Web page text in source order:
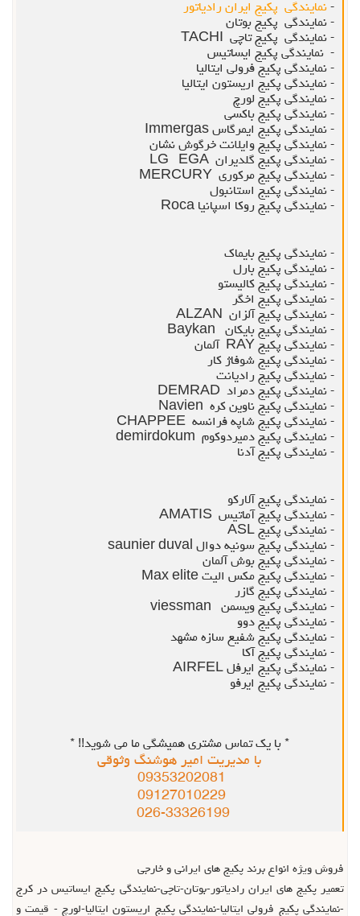
-نمایندگی پکیج ايران رادياتور
- نمایندگی پکیج بوتان
- نمایندگی پکیج تاچي TACHI
- نمایندگی پکیج ايساتيس
- نمایندگی پکیج فرولي ايتاليا
- نمایندگی پکیج اريستون ايتاليا
- نمایندگی پکیج لورچ
- نمایندگی پکیج باکسی
- نمایندگی پکیج ايمرگاس Immergas
- نمایندگی پکیج وایلانت خرگوش نشان
- نمایندگی پکیج گلدیران LG EGA
- نمایندگی پکیج مرکوری MERCURY
- نمایندگی پکیج استانبول
- نمایندگی پکیج روکا اسپانیا Roca
- نمایندگی پکیج بایماک
- نمایندگی پکیج بارل
- نمایندگی پکیج کالیستو
- نمایندگی پکیج اخگر
- نمایندگی پکیج آلزان ALZAN
- نمایندگی پکیج بایکان Baykan
- نمایندگی پکیج RAY آلمان
- نمایندگی پکیج شوفاژ کار
- نمایندگی پکیج رادیانت
- نمایندگی پکیج دمراد DEMRAD
- نمایندگی پکیج ناوین کره Navien
- نمایندگی پکیج شاپه فرانسه CHAPPEE
- نمایندگی پکیج دمیردوکوم demirdokum
- نمایندگی پکیج آدنا
- نمایندگی پکیج آلارکو
- نمایندگی پکیج آماتیس AMATIS
- نمایندگی پکیج ASL
- نمایندگی پکیج سونیه دوال saunier duval
- نمایندگی پکیج بوش آلمان
- نمایندگی پکیج مکس الیت Max elite
- نمایندگی پکیج گازر
- نمایندگی پکیج ویسمن viessman
- نمایندگی پکیج دوو
- نمایندگی پکیج شفیع سازه مشهد
- نمایندگی پکیج آکا
- نمایندگی پکیج ایرفل AIRFEL
- نمایندگی پکیج ایرفو
* با یک تماس مشتری همیشگی ما می شوید!! *
با مديريت امير هوشنگ وثوقي
09353202081
09127010229
026-33326199
فروش ويژه انواع برند پکيج هاي ايراني و خارجي
تعمير پکيج هاي ايران رادياتور-بوتان-تاچي-نمايندگي پکيج ايساتيس در کرج
-نمايندگي پکيج فرولي ايتاليا-نمايندگي پکيج اريستون ايتاليا-لورچ - قيمت و